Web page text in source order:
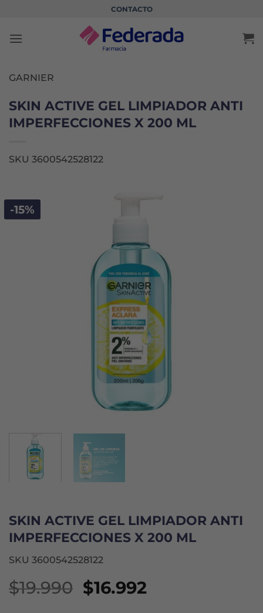
contenido
CONTACTO
GARNIER
SKIN ACTIVE GEL LIMPIADOR ANTI
IMPERFECCIONES X 200 ML
SKU 3600542528122
-15%
SKIN ACTIVE GEL LIMPIADOR ANTI
IMPERFECCIONES X 200 ML
SKU 3600542528122
$19.990 El
$16.992El